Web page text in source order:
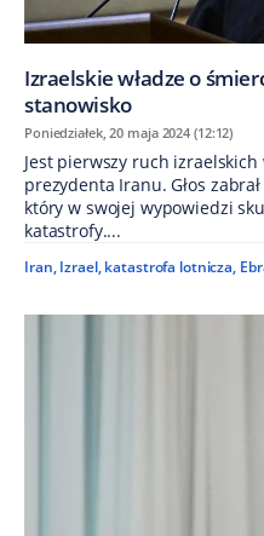
Izraelskie władze o
stanowisko
Poniedziałek, 20 maja 2024 (12:12)
Jest pierwszy ruch izraelskich
prezydenta Iranu. Głos
który w swojej wypowiedzi
katastrofy....
Iran, Izrael, katastrofa lotnicza,